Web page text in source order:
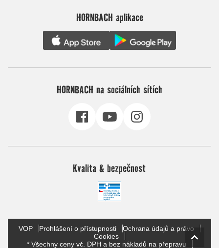
HORNBACH aplikace
HORNBACH na sociálních sítích
Kvalita & bezpečnost
VOP Prohlášení o přístupnosti
Ochrana údajů a právo
Cookies
* Všechny ceny vč. DPH a bez nákladů na přepravu